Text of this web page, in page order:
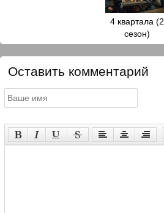
4 квартала (2
сезон)
Оставить комментарий